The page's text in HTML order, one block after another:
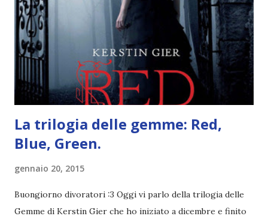
Trama: “Si chiama Michael Crist. È il fratello maggiore del
mio ragazzo ed è come quei film dell'orrore che guardi
coprendoti gli occhi. È bellissimo, forte, e assolutamente
terrificante. Non mi vede neppure. Ma io l'ho notato. L'ho
visto, l'ho sentito. Le cose che ha fatto, i misfatti ch...
La trilogia delle gemme: Red,
Blue, Green.
gennaio 20, 2015
Buongiorno divoratori :3 Oggi vi parlo della trilogia delle
Gemme di Kerstin Gier che ho iniziato a dicembre e finito